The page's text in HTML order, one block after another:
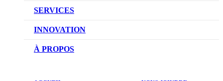
RÉSERVEZ UN ESSAI ROUTIER
DEMANDEZ UN PRIX
NOTRE DIFFÉRENCE
DEMANDE DE CRÉDIT AUTO
SERVICES
NOTRE PROMESSE
PRENDRE UN RENDEZ-VOUS
INNOVATION
TECHNOLOGIE SKYACTIV
À PROPOS